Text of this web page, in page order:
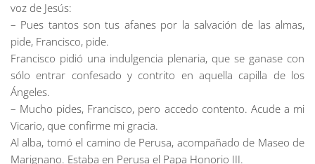
voz de Jesús:
– Pues tantos son tus afanes por la salvación de las almas,
pide, Francisco, pide.
Francisco pidió una indulgencia plenaria, que se ganase con
sólo entrar confesado y contrito en aquella capilla de los
Ángeles.
– Mucho pides, Francisco, pero accedo contento. Acude a mi
Vicario, que confirme mi gracia.
Al alba, tomó el camino de Perusa, acompañado de Maseo de
Marignano. Estaba en Perusa el Papa Honorio III.